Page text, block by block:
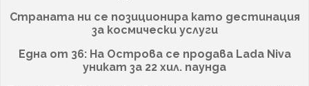
Страната ни се позиционира като дестинация
за космически услуги
Една от 36: На Острова се продава Lada Niva
уникат за 22 хил. паунда